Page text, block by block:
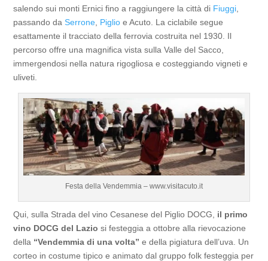
salendo sui monti Ernici fino a raggiungere la città di Fiuggi
passando daSerrone Piglio e Acuto. La ciclabile segue
esattamente il tracciato della ferrovia costruita nel 1930. Il
percorso offre una magnifica vista sulla Valle del Sacco,
immergendosi nella natura rigogliosa e costeggiando vigneti e
uliveti.
Festa della Vendemmia – www.visitacuto.it
Qui, sulla Strada del vino Cesanese del Piglio DOCG, il primo
vino DOCG del Lazio si festeggia a ottobre alla rievocazione
della “Vendemmia di una volta” e della pigiatura dell’uva. Un
corteo in costume tipico e animato dal gruppo folk festeggia per